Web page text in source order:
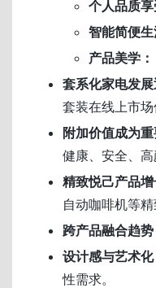
个人品质享
智能简便生
产品美学：
套系化家电发展
套装在线上市场
附加价值成为重
健康、安全、高
精致悦己产品增
自动咖啡机等
跨产品融合趋势
设计感与艺术化
性需求。